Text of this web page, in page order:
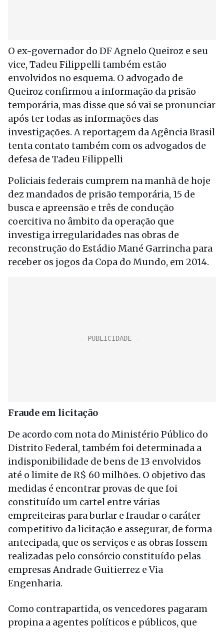
O ex-governador do DF Agnelo Queiroz e seu
vice, Tadeu Filippelli também estão
envolvidos no esquema. O advogado de
Queiroz confirmou a informação da prisão
temporária, mas disse que só vai se pronunciar
após ter todas as informações das
investigações. A reportagem da Agência Brasil
tenta contato também com os advogados de
defesa de Tadeu Filippelli
Policiais federais cumprem na manhã de hoje
dez mandados de prisão temporária, 15 de
busca e apreensão e três de condução
coercitiva no âmbito da operação que
investiga irregularidades nas obras de
reconstrução do Estádio Mané Garrincha para
receber os jogos da Copa do Mundo, em 2014.
Fraude em licitação
De acordo com nota do Ministério Público do
Distrito Federal, também foi determinada a
indisponibilidade de bens de 13 envolvidos
até o limite de R$ 60 milhões. O objetivo das
medidas é encontrar provas de que foi
constituído um cartel entre várias
empreiteiras para burlar e fraudar o caráter
competitivo da licitação e assegurar, de forma
antecipada, que os serviços e as obras fossem
realizadas pelo consórcio constituído pelas
empresas Andrade Guitierrez e Via
Engenharia.
Como contrapartida, os vencedores pagaram
propina a agentes políticos e públicos, que